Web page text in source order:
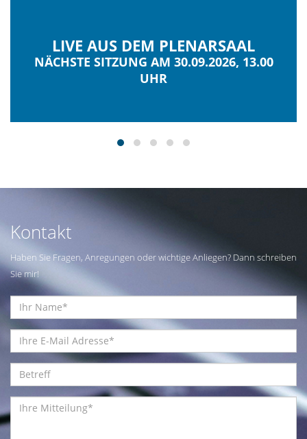
LIVE AUS DEM PLENARSAAL
NÄCHSTE SITZUNG AM 30.09.2026, 13.00
UHR
Kontakt
Haben Sie Fragen, Anregungen oder wichtige Anliegen? Dann schreiben
Sie mir!